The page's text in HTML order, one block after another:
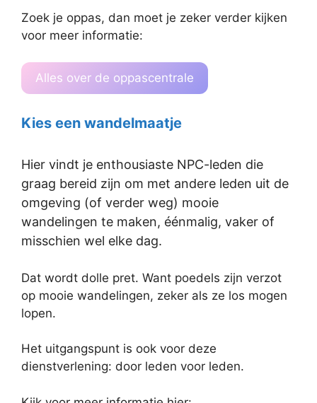
Zoek je oppas, dan moet je zeker verder kijken
voor meer informatie:
Alles over de oppascentrale
Kies een wandelmaatje
Hier vindt je enthousiaste NPC-leden die
graag bereid zijn om met andere leden uit de
omgeving (of verder weg) mooie
wandelingen te maken, éénmalig, vaker of
misschien wel elke dag.
Dat wordt dolle pret. Want poedels zijn verzot
op mooie wandelingen, zeker als ze los mogen
lopen.
Het uitgangspunt is ook voor deze
dienstverlening: door leden voor leden.